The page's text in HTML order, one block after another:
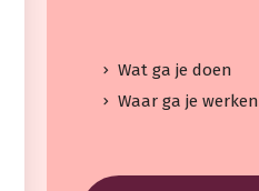
Wat ga je doen
Waar ga je werken